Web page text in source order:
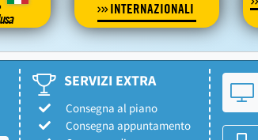
INTERNAZIONALI
SERVIZI EXTRA
Consegna al piano
Consegna appuntamento